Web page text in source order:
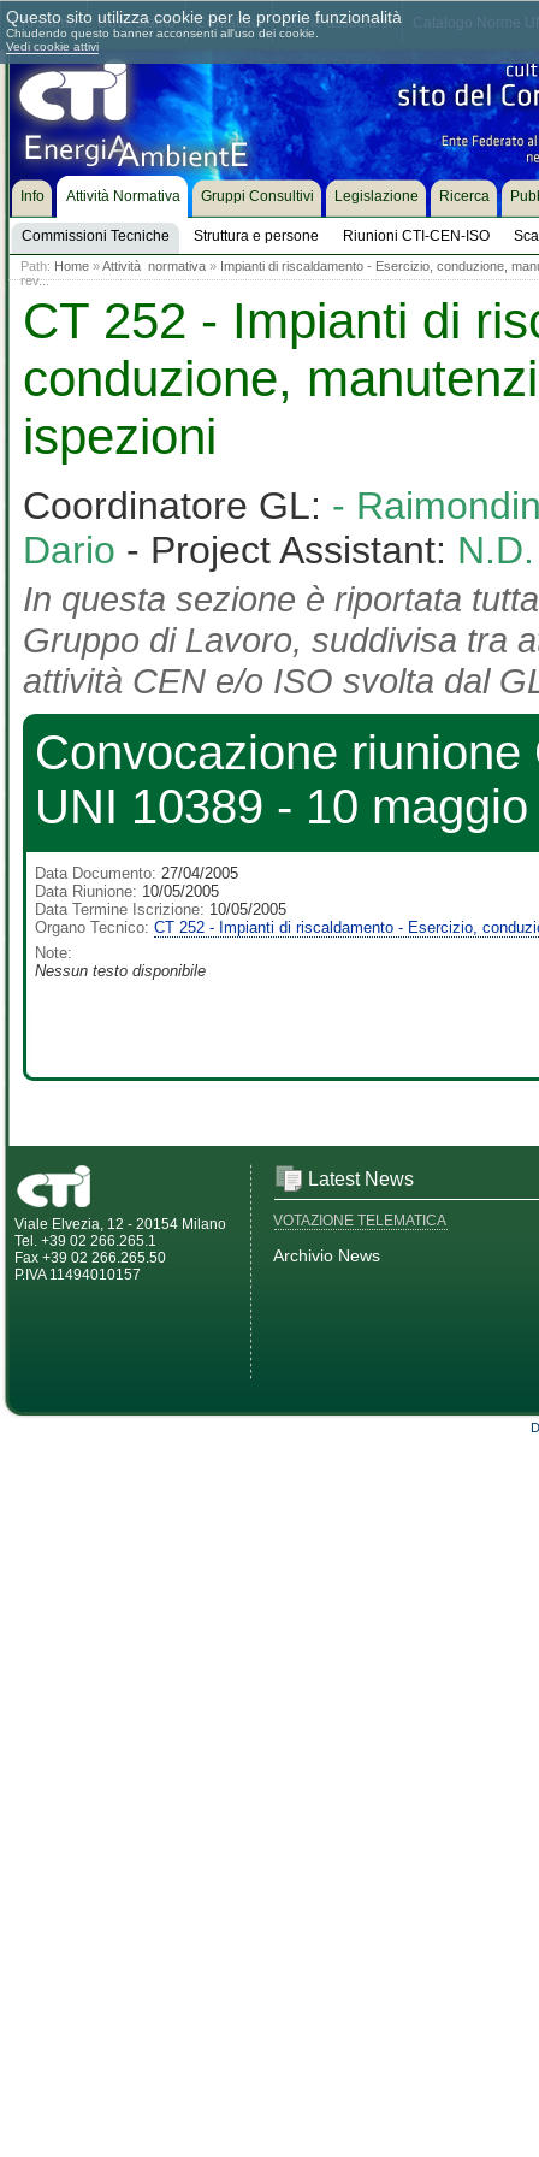
Chi siamo Dove siamo Contattaci Come associarsi
Info Attività Normativa
Commissioni Tecniche Struttura e persone Riunioni CTI-CEN-ISO
Gruppi Consultivi Legislazione Ricerca
Path: Home »Attività normativa » Impianti di riscaldamento - Esercizio, conduzione,
rev...
CT 252 - Impianti di
conduzione,
ispezioni
Coordinatore GL: -
Dario - Project Assistant: N.D.
In questa sezione è riportata
Gruppo di Lavoro, suddivisa tra
attività CEN e/o ISO svolta dal
Convocazione
UNI 10389 - 10
Data Documento: 27/04/2005
Data Riunione: 10/05/2005
Data Termine Iscrizione: 10/05/2005
Organo Tecnico: CT 252 - Impianti di riscaldamento - Esercizio,
Note:
Nessun testo disponibile
Viale Elvezia, 12 - 20154 Milano
Tel. +39 02 266.265.1
Fax +39 02 266.265.50
P.IVA 11494010157
Latest News
VOTAZIONE TELEMATICA
Archivio News
Questo sito utilizza cookie per le proprie funzionalità
Chiudendo questo banner acconsenti all'uso dei cookie.
Vedi cookie attivi